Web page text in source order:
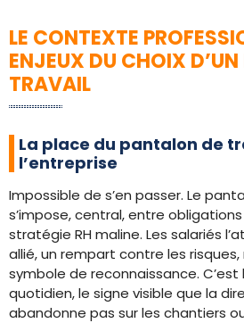
LE CONTEXTE
ENJEUX DU CHOIX
TRAVAIL
La place du pantalon de
l’entreprise
Impossible de s’en passer. Le
s’impose, central, entre
stratégie RH maline. Les salariés
allié, un rempart contre les risques,
symbole de reconnaissance. C’est
quotidien, le signe visible que la
abandonne pas sur les chantiers